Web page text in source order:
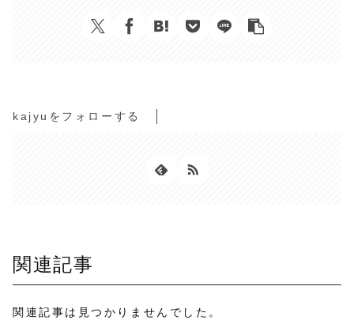
kajyuをフォローする
関連記事
関連記事は見つかりませんでした。